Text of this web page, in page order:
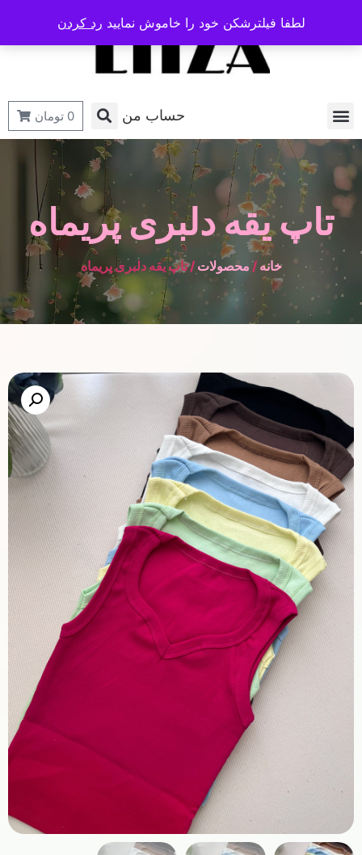
حساب من 0 تومان
تاپ یقه دلبری پریماه
خانه / محصولات / تاپ یقه دلبری پریماه
لطفا فیلترشکن خود را خاموش نمایید رد کردن